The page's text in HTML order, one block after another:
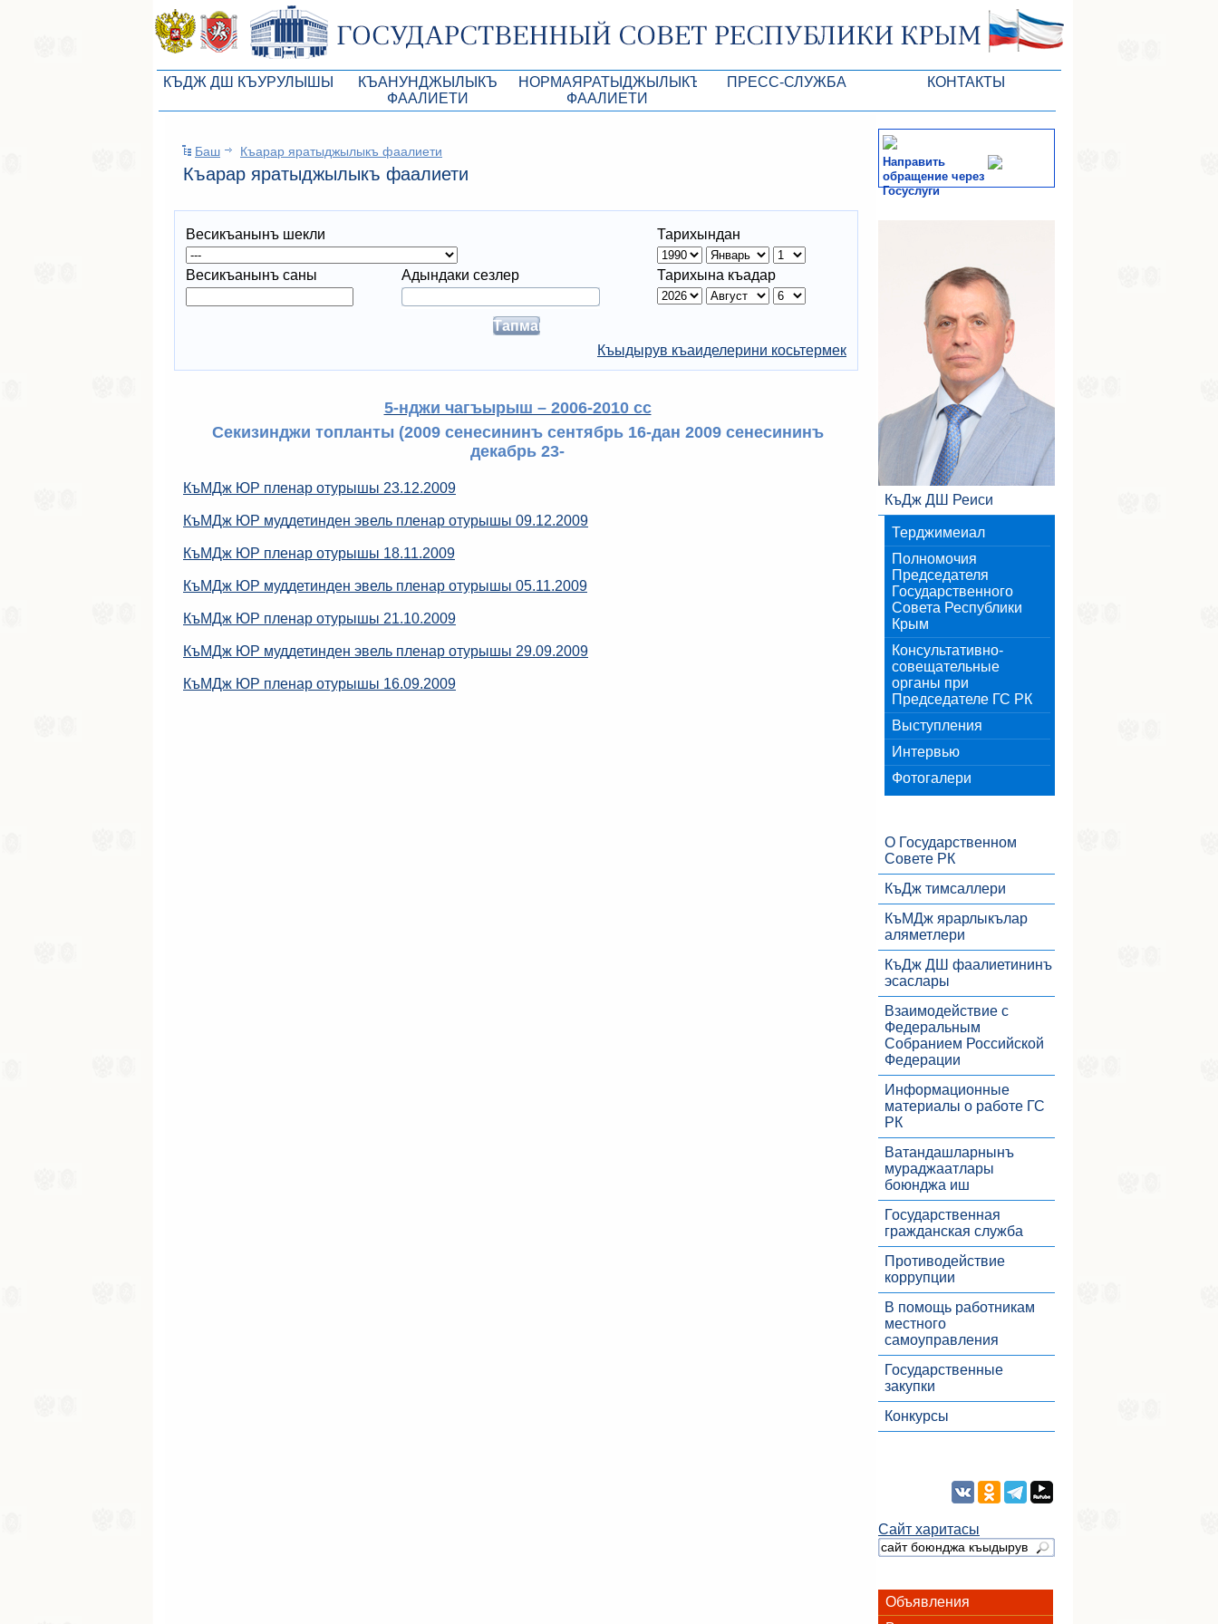
КЪДЖ ДШ КЪУРУЛЫШЫ
КъМДж ЮР Президиумы
Депутатлар корпусы
КъМДж ЮР депутатлар фракциялары
КъМДж ЮР аппараты
КЪАНУНДЖЫЛЫКЪ
ФААЛИЕТИ
Бюджет Республики Крым
Законы
Независимая антикоррупционная экспертиза
Информация
Схема законодательного процесса в РК
НОРМАЯРАТЫДЖЫЛЫКЪ
ФААЛИЕТИ
актларнынъ лейихалары
ПРЕСС-СЛУЖБА
Контакты пресс-службы
КОНТАКТЫ
Баш Къарар яратыджылыкъ фаалиети
Къарар яратыджылыкъ фаалиети
Весикъанынъ шекли Тарихындан
Весикъанынъ саны Адындаки сезлер Тарихына къадар
Къыдырув къаиделерини косьтермек
5-нджи чагъырыш – 2006-2010 сс
Секизинджи топланты (2009 сенесининъ сентябрь 16-дан 2009 сенесининъ
декабрь 23-
КъМДж ЮР пленар отурышы 23.12.2009
КъМДж ЮР муддетинден эвель пленар отурышы 09.12.2009
КъМДж ЮР пленар отурышы 18.11.2009
КъМДж ЮР муддетинден эвель пленар отурышы 05.11.2009
КъМДж ЮР пленар отурышы 21.10.2009
КъМДж ЮР муддетинден эвель пленар отурышы 29.09.2009
КъМДж ЮР пленар отурышы 16.09.2009
Направить
обращение через
Госуслуги
КъДж ДШ Реиси
Терджимеиал
Полномочия
Председателя
Государственного
Совета Республики
Крым
Консультативно-
совещательные
органы при
Председателе ГС РК
Выступления
Интервью
Фотогалери
О Государственном
Совете РК
КъДж тимсаллери
КъМДж ярарлыкълар
аляметлери
КъДж ДШ фаалиетининъ
эсаслары
Взаимодействие с
Федеральным
Собранием Российской
Федерации
Информационные
материалы о работе ГС
РК
Ватандашларнынъ
мураджаатлары
боюнджа иш
Государственная
гражданская служба
Противодействие
коррупции
В помощь работникам
местного
самоуправления
Государственные
закупки
Конкурсы
Сайт харитасы
Объявления